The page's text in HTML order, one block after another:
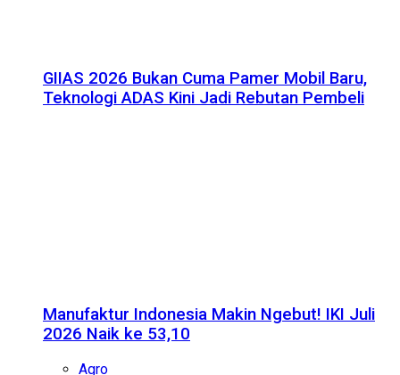
GIIAS 2026 Bukan Cuma Pamer Mobil Baru,
Teknologi ADAS Kini Jadi Rebutan Pembeli
Manufaktur Indonesia Makin Ngebut! IKI Juli
2026 Naik ke 53,10
Agro